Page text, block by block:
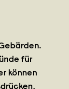
für
können